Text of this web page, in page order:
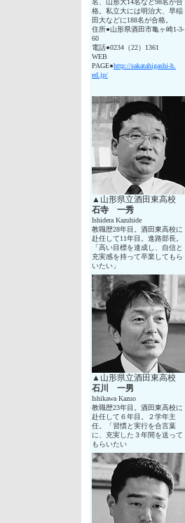
名、山形大14名など98名が合
格。私立大には明治大、早稲
田大などに188名が合格。
住所●山形県酒田市亀ヶ崎1-3-
60
電話●0234（22）1361
WEB
PAGE●http://sakatahigashi-h.
ed.jp/
▲山形県立酒田東高校
石寺 一秀
Ishidera Kazuhide
教職歴28年目。酒田東高校に
赴任して11年目。進路部長。
「高い目標を達成し、自信と
充実感を持って卒業してもら
いたい」
▲山形県立酒田東高校
石川 一男
Ishikawa Kazuo
教職歴23年目。酒田東高校に
赴任して６年目。２学年主
任。「習慣と実行を合言葉
に、充実した３年間を送って
もらいたい